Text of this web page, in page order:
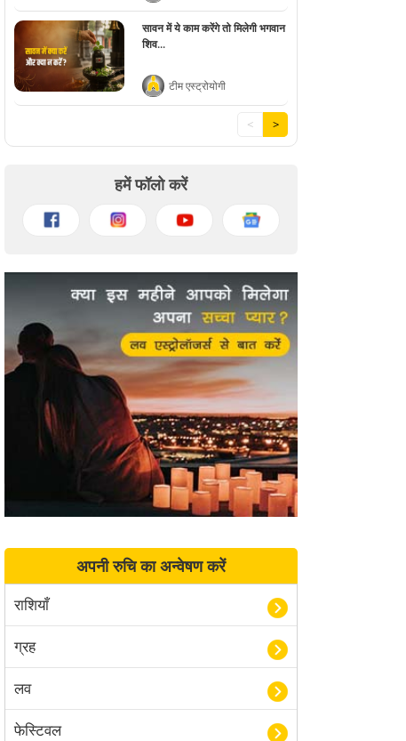
सावन में ये काम करेंगे तो मिलेगी भगवान
शिव...
टीम एस्ट्रोयोगी
< >
हमें फॉलो करें
अपनी रुचि का अन्वेषण करें
राशियाँ
ग्रह
लव
फेस्टिवल